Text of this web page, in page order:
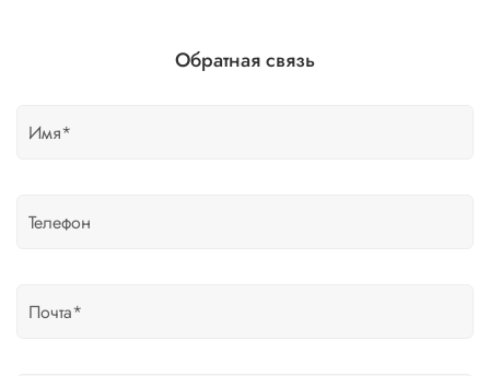
Обратная связь